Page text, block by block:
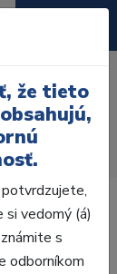
že tieto
vedomý (á)
s
odborníkom